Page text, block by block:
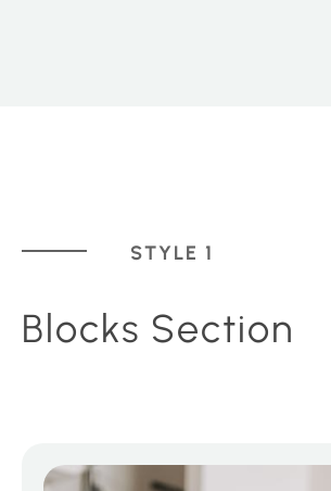
STYLE 1
Blocks Section